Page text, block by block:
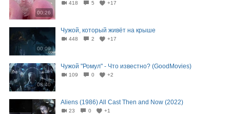
00:26
418 5 +17
00:09
Чужой, который живёт на крыше
448 2 +17
08:40
Чужой "Ромул" - Что известно? (GoodMovies)
109 0 +2
Aliens (1986) All Cast Then and Now (2022)
23 0 +1